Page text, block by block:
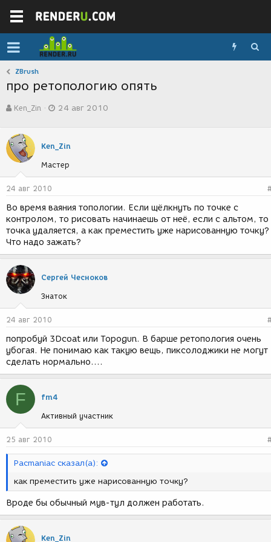
ZBrush
про ретопологию опять
в
о
р
т
е
м
ы
Ken_Zin
а
с
з
д
и
я
24 авг 2010
Ken_Zin
Мастер
24 авг 2010
Во время ваяния топологии. Если щёлкнуть по точке с
контролом, то рисовать начинаешь от неё, если с альтом, то
точка удаляется, а как преместить уже нарисованную точку?
Что надо зажать?
Сергей Чесноков
Знаток
24 авг 2010
попробуй 3Dcoat или Topogun. В барше ретопология очень
убогая. Не понимаю как такую вещь, пиксолоджики не могут
сделать нормально....
F fm4
Активный участник
25 авг 2010
Pacmaniac сказал(а):
как преместить уже нарисованную точку?
Вроде бы обычный мув-тул должен работать.
Ken_Zin